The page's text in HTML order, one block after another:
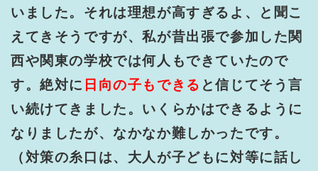
いました。それは理想が高すぎるよ、と聞こ
えてきそうですが、私が昔出張で参加した関
西や関東の学校では何人もできていたので
す。絶対に 日向の子もできる と信じてそう言
い続けてきました。いくらかはできるように
なりましたが、なかなか難しかったです。
（対策の糸口は、大人が子どもに対等に話し